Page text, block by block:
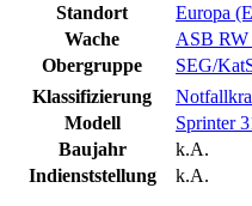
Standort
Europa
Wache
ASB RW
Obergruppe
SEG/
Klassifizierung
Modell
Sprinter
Baujahr
k.A.
Indienststellung
k.A.